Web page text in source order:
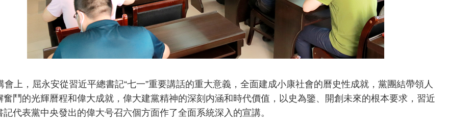
上，屈永安從習近平總書記“七一”重要講話的重大意義，全面建成小康社會的曆史性成就，黨團結帶領人
奮鬥的光輝曆程和偉大成就，偉大建黨精神的深刻内涵和時代價值，以史為鑒、開創未來的根本要求，習近
記代表黨中央發出的偉大号召六個方面作了全面系統深入的宣講。